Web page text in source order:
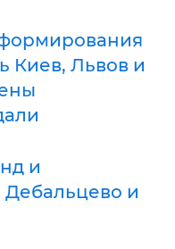
Киев, Львов и
и
и